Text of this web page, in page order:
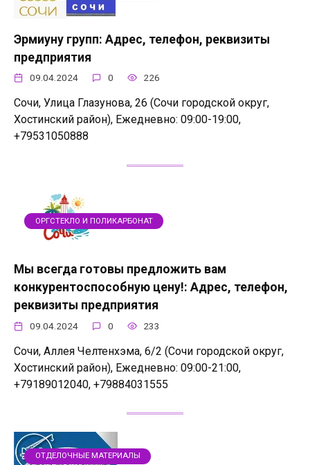
Эрмиуну групп: Адрес, телефон, реквизиты
предприятия
09.04.2024 0 226
Сочи, Улица Глазунова, 26 (Сочи городской округ,
Хостинский район), Ежедневно: 09:00-19:00,
+79531050888
ОРГСТЕКЛО И ПОЛИКАРБОНАТ
Мы всегда готовы предложить вам
конкурентоспособную цену!: Адрес, телефон,
реквизиты предприятия
09.04.2024 0 233
Сочи, Аллея Челтенхэма, 6/2 (Сочи городской округ,
Хостинский район), Ежедневно: 09:00-21:00,
+79189012040, +79884031555
ОТДЕЛОЧНЫЕ МАТЕРИАЛЫ